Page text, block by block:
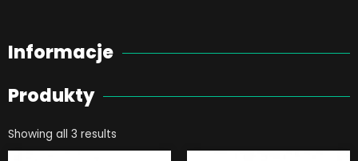
Informacje
Produkty
Showing all 3 results